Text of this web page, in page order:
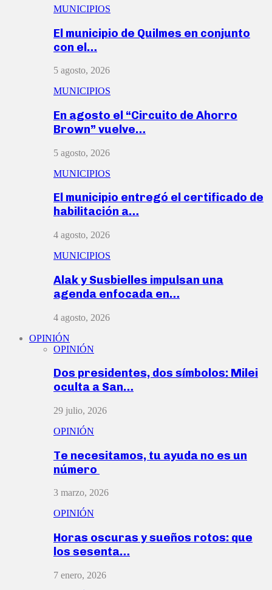
MUNICIPIOS
El municipio de Quilmes en conjunto
con el…
5 agosto, 2026
MUNICIPIOS
En agosto el “Circuito de Ahorro
Brown” vuelve…
5 agosto, 2026
MUNICIPIOS
El municipio entregó el certificado de
habilitación a…
4 agosto, 2026
MUNICIPIOS
Alak y Susbielles impulsan una
agenda enfocada en…
4 agosto, 2026
OPINIÓN
OPINIÓN
Dos presidentes, dos símbolos: Milei
oculta a San…
29 julio, 2026
OPINIÓN
Te necesitamos, tu ayuda no es un
número
3 marzo, 2026
OPINIÓN
Horas oscuras y sueños rotos: que
los sesenta…
7 enero, 2026